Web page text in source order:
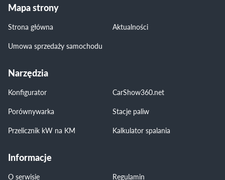
Mapa strony
Strona główna
Aktualności
Umowa sprzedaży samochodu
Narzędzia
Konfigurator
CarShow360.net
Porównywarka
Stacje paliw
Przelicznik kW na KM
Kalkulator spalania
Informacje
O serwisie Regulamin